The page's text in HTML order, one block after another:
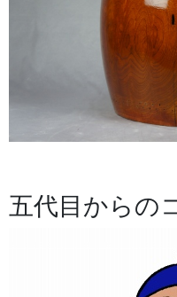
五代目からの